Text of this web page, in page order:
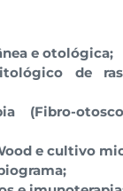
e otológica;
de
(Fibro-
e cultivo